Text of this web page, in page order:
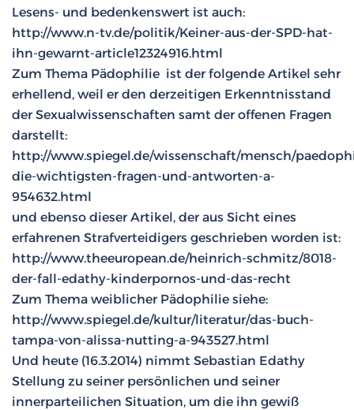
Lesens- und bedenkenswert ist auch:
http://www.n-tv.de/politik/Keiner-aus-der-SPD-hat-
ihn-gewarnt-article12324916.html
Zum Thema Pädophilie ist der folgende Artikel sehr
erhellend, weil er den derzeitigen Erkenntnisstand
der Sexualwissenschaften samt der offenen Fragen
darstellt:
http://www.spiegel.de/wissenschaft/mensch/
die-wichtigsten-fragen-und-antworten-a-
954632.html
und ebenso dieser Artikel, der aus Sicht eines
erfahrenen Strafverteidigers geschrieben worden ist:
http://www.theeuropean.de/heinrich-schmitz/8018-
der-fall-edathy-kinderpornos-und-das-recht
Zum Thema weiblicher Pädophilie siehe:
http://www.spiegel.de/kultur/literatur/das-buch-
tampa-von-alissa-nutting-a-943527.html
Und heute (16.3.2014) nimmt Sebastian Edathy
Stellung zu seiner persönlichen und seiner
innerparteilichen Situation, um die ihn gewiß